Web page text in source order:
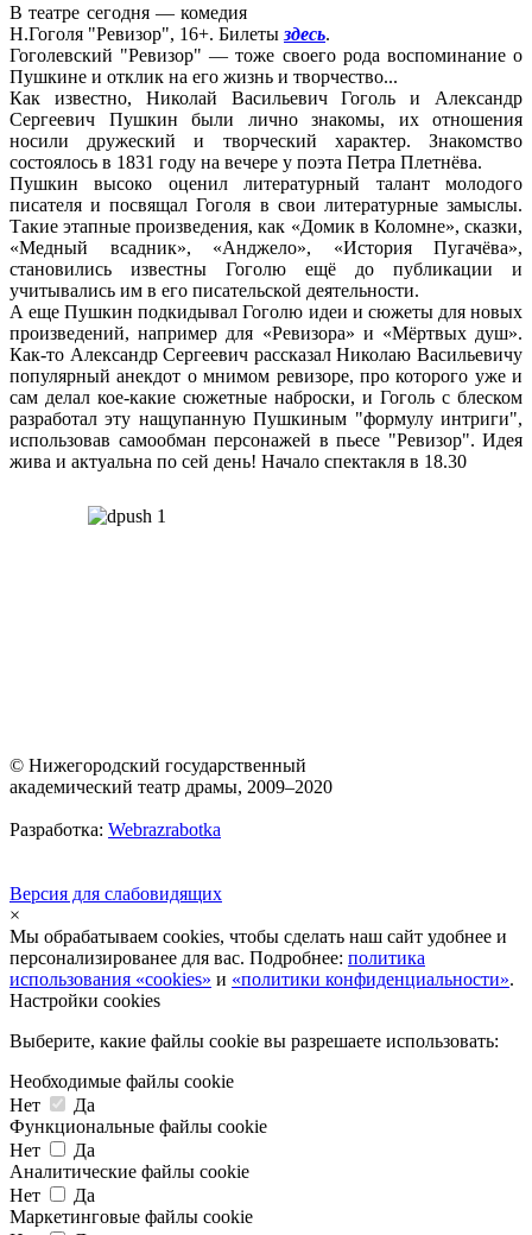
В театре сегодня — комедия
Н.Гоголя "Ревизор", 16+. Билеты здесь.
Гоголевский "Ревизор" — тоже своего рода воспоминание о
Пушкине и отклик на его жизнь и творчество...
Как известно, Николай Васильевич Гоголь и Александр
Сергеевич Пушкин были лично знакомы, их отношения
носили дружеский и творческий характер. Знакомство
состоялось в 1831 году на вечере у поэта Петра Плетнёва.
Пушкин высоко оценил литературный талант молодого
писателя и посвящал Гоголя в свои литературные замыслы.
Такие этапные произведения, как «Домик в Коломне», сказки,
«Медный всадник», «Анджело», «История Пугачёва»,
становились известны Гоголю ещё до публикации и
учитывались им в его писательской деятельности.
А еще Пушкин подкидывал Гоголю идеи и сюжеты для новых
произведений, например для «Ревизора» и «Мёртвых душ».
Как-то Александр Сергеевич рассказал Николаю Васильевичу
популярный анекдот о мнимом ревизоре, про которого уже и
сам делал кое-какие сюжетные наброски, и Гоголь с блеском
разработал эту нащупанную Пушкиным "формулу интриги",
использовав самообман персонажей в пьесе "Ревизор". Идея
жива и актуальна по сей день! Начало спектакля в 18.30
© Нижегородский государственный
академический театр драмы, 2009–2020
Разработка: Webrazrabotka
Версия для слабовидящих
×
Мы обрабатываем cookies, чтобы сделать наш сайт удобнее и
персонализированее для вас. Подробнее: политика
использования «cookies» и «политики конфиденциальности».
Настройки cookies
Выберите, какие файлы cookie вы разрешаете использовать:
Необходимые файлы cookie
Нет
Да
Функциональные файлы cookie
Нет
Да
Аналитические файлы cookie
Нет
Да
Маркетинговые файлы cookie